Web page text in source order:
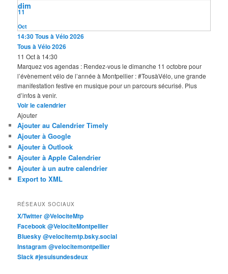
Oct
11
dim
14:30Tous à Vélo 2026
Tous à Vélo 2026
11 Oct à 14:30
Marquez vos agendas : Rendez-vous le dimanche 11 octobre pour
l’évènement vélo de l’année à Montpellier : #TousàVélo, une grande
manifestation festive en musique pour un parcours sécurisé. Plus
d’infos à venir.
Voir le calendrier
Ajouter
Ajouter au Calendrier Timely
Ajouter à Google
Ajouter à Outlook
Ajouter à Apple Calendrier
Ajouter à un autre calendrier
Export to XML
RÉSEAUX SOCIAUX
X/Twitter @VelociteMtp
Facebook @VelociteMontpellier
Bluesky @velocitemtp.bsky.social
Instagram @velocitemontpellier
Slack #jesuisundesdeux